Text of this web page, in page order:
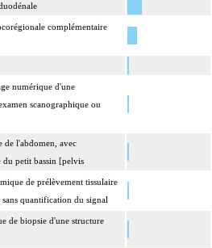
complémentaire
numérique d'une
scanographique ou
de l'abdomen, avec
du petit bassin [pelvis
de prélèvement tissulaire
quantification du signal
de biopsie d'une structure